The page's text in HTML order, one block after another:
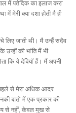
में पतेदिक का इलाज करा
मेरी क्या दशा होती मै ही
लिए जाती थी। मै उन्हैं सदैव
की भांति मैं भी
कि ये देवियॉ हैं। मैं अपनी
से मेरा अधिक आदर
बातो में एक प्रकार की
से नहीं, केवल मुख से